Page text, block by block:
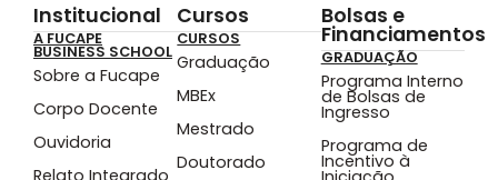
Institucional
A FUCAPE
BUSINESS SCHOOL
Sobre a Fucape
Corpo Docente
Ouvidoria
Relato Integrado
Cursos
CURSOS
Graduação
MBEx
Mestrado
Doutorado
Bolsas e
Financiamentos
GRADUAÇÃO
Programa Interno
de Bolsas de
Ingresso
Programa de
Incentivo à